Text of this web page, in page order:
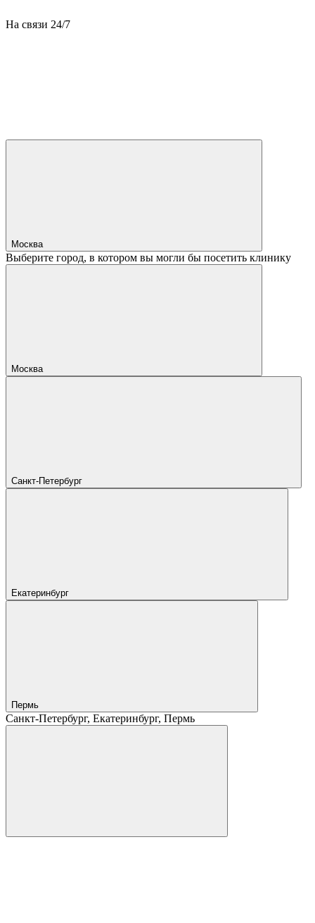
На связи 24/7
Москва
Выберите город, в котором вы могли бы посетить клинику
Москва
Санкт-Петербург
Екатеринбург
Пермь
Санкт-Петербург, Екатеринбург, Пермь